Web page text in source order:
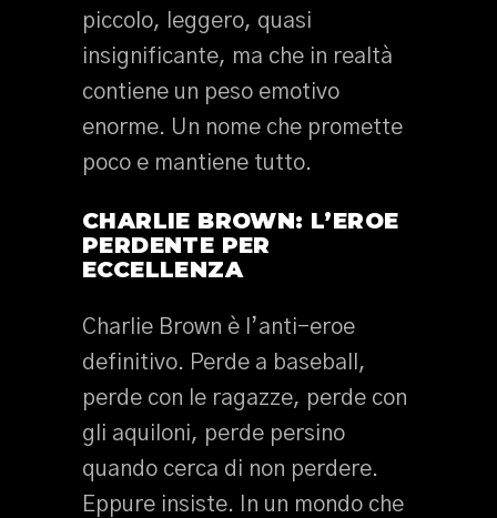
piccolo, leggero, quasi
insignificante, ma che in realtà
contiene un peso emotivo
enorme. Un nome che promette
poco e mantiene tutto.
CHARLIE BROWN: L’EROE
PERDENTE PER
ECCELLENZA
Charlie Brown è l’anti-eroe
definitivo. Perde a baseball,
perde con le ragazze, perde con
gli aquiloni, perde persino
quando cerca di non perdere.
Eppure insiste. In un mondo che